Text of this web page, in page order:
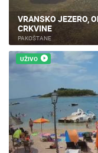
VRANSKO JEZERO,
CRKVINE
PAKOŠTANE
UŽIVO